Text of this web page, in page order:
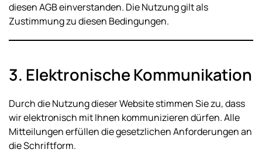
diesen AGB einverstanden. Die Nutzung gilt als
Zustimmung zu diesen Bedingungen.
3. Elektronische Kommunikation
Durch die Nutzung dieser Website stimmen Sie zu, dass
wir elektronisch mit Ihnen kommunizieren dürfen. Alle
Mitteilungen erfüllen die gesetzlichen Anforderungen an
die Schriftform.